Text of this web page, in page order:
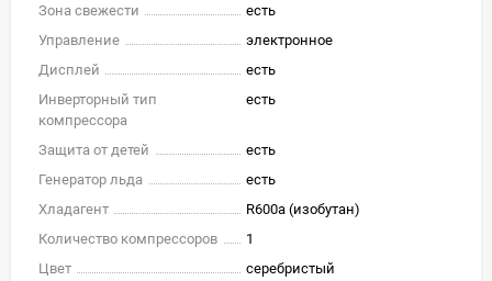
Зона свежести
есть
Управление
электронное
Дисплей
есть
Инверторный тип
компрессора
есть
Защита от детей
есть
Генератор льда
есть
Хладагент
R600a (изобутан)
Количество компрессоров
1
Цвет
серебристый